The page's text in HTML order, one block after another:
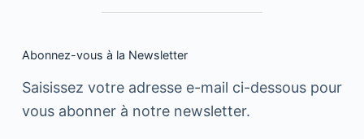
Abonnez-vous à la Newsletter
Saisissez votre adresse e-mail ci-dessous pour
vous abonner à notre newsletter.